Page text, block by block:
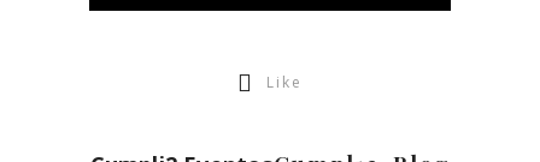
Like